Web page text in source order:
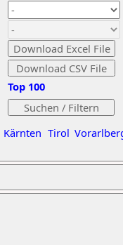
Kärnten Tirol
Top 100